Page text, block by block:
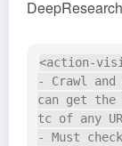
<action-
- Crawl
can get
tc of any
- Must